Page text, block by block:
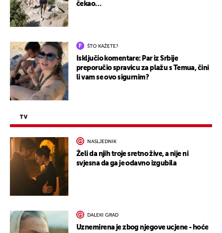
čekao…
ŠTO KAŽETE?
Isključio komentare: Par iz Srbije
preporučio spravicu za plažu s Temua, čini
li vam se ovo sigurnim?
TV
NASLJEDNIK
Želi da njih troje sretno žive, a nije ni
svjesna da ga je odavno izgubila
DALEKI GRAD
Uznemirena je zbog njegove ucjene - hoće